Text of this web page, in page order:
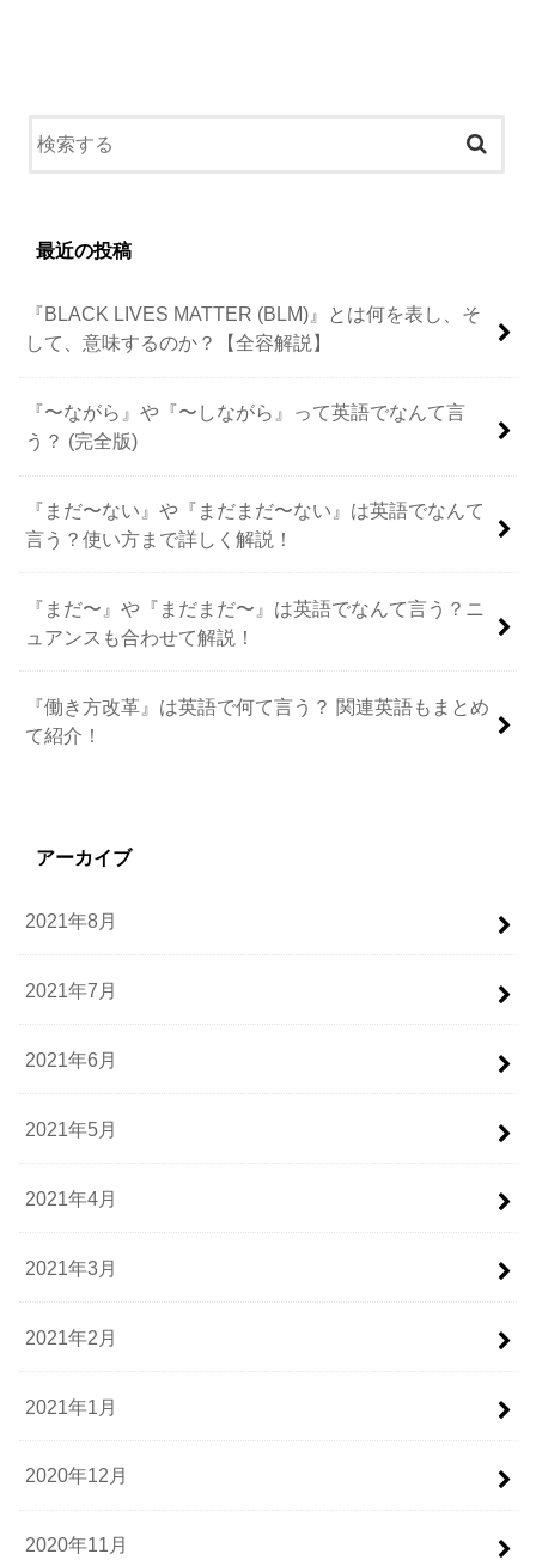
最近の投稿
『BLACK LIVES MATTER (BLM)』とは何を表し、そ
して、意味するのか？【全容解説】
『〜ながら』や『〜しながら』って英語でなんて言
う？ (完全版)
『まだ〜ない』や『まだまだ〜ない』は英語でなんて
言う？使い方まで詳しく解説！
『まだ〜』や『まだまだ〜』は英語でなんて言う？ニ
ュアンスも合わせて解説！
『働き方改革』は英語で何て言う？ 関連英語もまとめ
て紹介！
アーカイブ
2021年8月
2021年7月
2021年6月
2021年5月
2021年4月
2021年3月
2021年2月
2021年1月
2020年12月
2020年11月